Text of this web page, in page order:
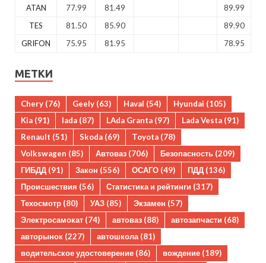
ATAN 77.99 81.49
89.99
TES
81.50 85.90
89.90
GRIFON
75.95 81.95 78.95
МЕТКИ
Chery (76) Geely (63) Haval (54) Hyundai (105)
Kia (91) lada (87) LAda Granta (97) Lada Vesta (91)
Renault (51) Skoda (69) Toyota (78)
Volkswagen (85) Автоваз (706) Безопасность (209)
ГИБДД (91) Закон (556) ОСАГО (49) ПДД (136)
Происшествия (56) Статистика и рейтинги (317)
Техосмотр (80) УАЗ (85) Экзамен (57)
Электросамокат (74) автоваз (88) автозапчасти (68)
авторынок (227) автошкола(81)
водительское удостоверение (86) вождение (189)